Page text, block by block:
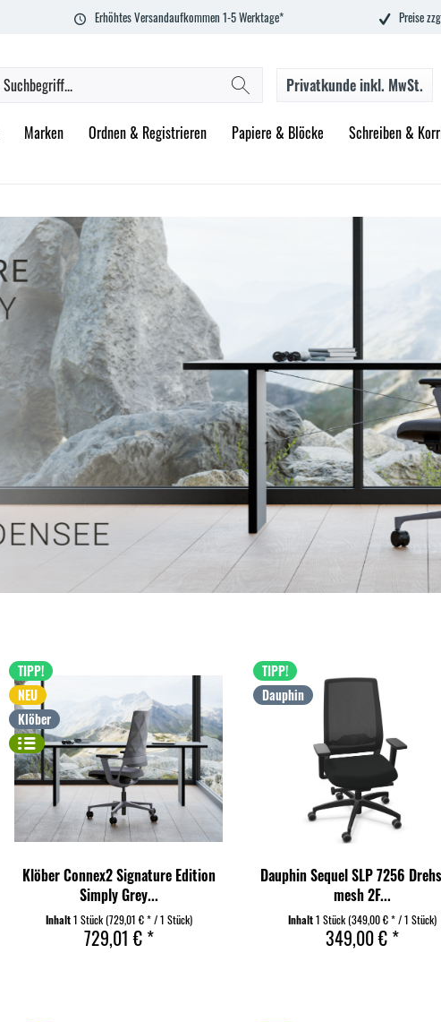
Erhöhtes Versandaufkommen 1-5 Werktage* Preise
Privatkundeinkl. MwSt.
Marken Ordnen & Registrieren Papiere & Blöcke Schreiben &
TIPP!
NEU
Klöber
Klöber Connex2 Signature Edition
Simply Grey...
Inhalt1 Stück(729,01 € * / 1 Stück)
729,01 € *
TIPP!
Dauphin
Dauphin Sequel SLP 7256
mesh 2F...
Inhalt1 Stück(349,00 € * / 1 Stück)
349,00 € *